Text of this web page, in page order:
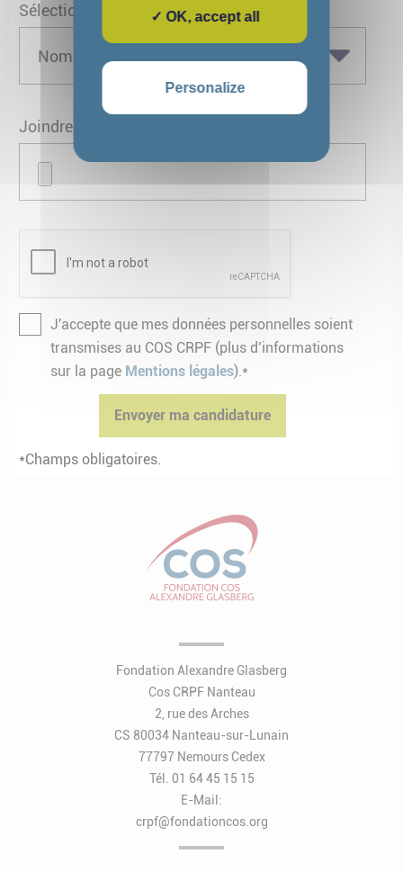
Sélectionner une formation*
Joindre votre C.V.*
J'accepte que mes données personnelles soient
transmises au COS CRPF (plus d’informations
sur la page Mentions légales).*
*Champs obligatoires.
Fondation Alexandre Glasberg
Cos CRPF Nanteau
2, rue des Arches
CS 80034 Nanteau-sur-Lunain
77797 Nemours Cedex
Tél. 01 64 45 15 15
E-Mail:
crpf@fondationcos.org
✓ OK, accept all
Personalize